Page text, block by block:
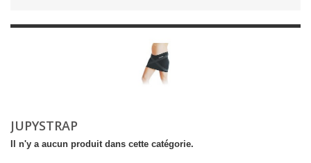
JUPYSTRAP
Il n'y a aucun produit dans cette catégorie.